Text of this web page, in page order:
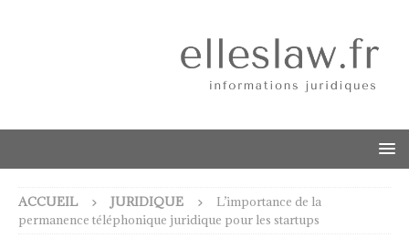
ACCUEIL JURIDIQUE
L’importance de la
permanence téléphonique juridique pour les startups